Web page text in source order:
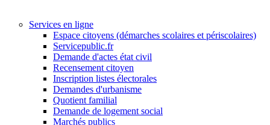
Services en ligne
Espace citoyens (démarches scolaires et périscolaires)
Servicepublic.fr
Demande d'actes état civil
Recensement citoyen
Inscription listes électorales
Demandes d'urbanisme
Quotient familial
Demande de logement social
Marchés publics